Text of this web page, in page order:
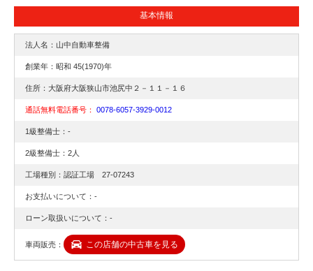
基本情報
法人名：山中自動車整備
創業年：昭和 45(1970)年
住所：大阪府大阪狭山市池尻中２－１１－１６
通話無料電話番号： 0078-6057-3929-0012
1級整備士：-
2級整備士：2人
工場種別：認証工場 27-07243
お支払いについて：-
ローン取扱いについて：-
車両販売： この店舗の中古車を見る